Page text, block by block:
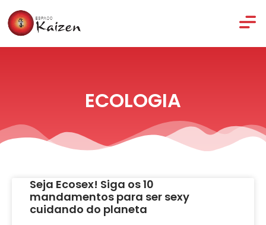
ECOLOGIA
Seja Ecosex! Siga os 10
mandamentos para ser sexy
cuidando do planeta